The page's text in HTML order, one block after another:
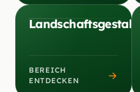
BEREICH
ENTDECKEN
→